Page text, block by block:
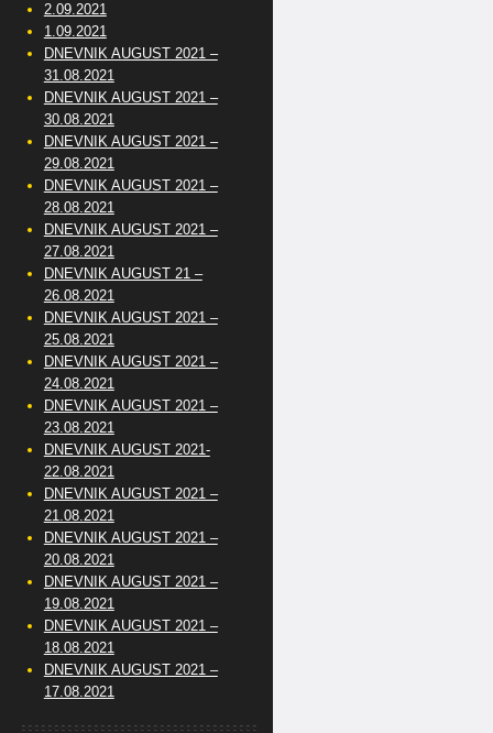
2.09.2021
1.09.2021
DNEVNIK AUGUST 2021 –
31.08.2021
DNEVNIK AUGUST 2021 –
30.08.2021
DNEVNIK AUGUST 2021 –
29.08.2021
DNEVNIK AUGUST 2021 –
28.08.2021
DNEVNIK AUGUST 2021 –
27.08.2021
DNEVNIK AUGUST 21 –
26.08.2021
DNEVNIK AUGUST 2021 –
25.08.2021
DNEVNIK AUGUST 2021 –
24.08.2021
DNEVNIK AUGUST 2021 –
23.08.2021
DNEVNIK AUGUST 2021-
22.08.2021
DNEVNIK AUGUST 2021 –
21.08.2021
DNEVNIK AUGUST 2021 –
20.08.2021
DNEVNIK AUGUST 2021 –
19.08.2021
DNEVNIK AUGUST 2021 –
18.08.2021
DNEVNIK AUGUST 2021 –
17.08.2021